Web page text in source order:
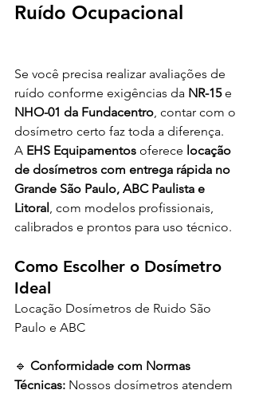
Ruído Ocupacional
Se você precisa realizar avaliações de
ruído conforme exigências da NR-15 e
NHO-01 da Fundacentro, contar com o
dosímetro certo faz toda a diferença.
A EHS Equipamentos oferece locação
de dosímetros com entrega rápida no
Grande São Paulo, ABC Paulista e
Litoral, com modelos profissionais,
calibrados e prontos para uso técnico.
Como Escolher o Dosímetro
Ideal
Locação Dosímetros de Ruido São
Paulo e ABC
🔹 Conformidade com Normas
Técnicas: Nossos dosímetros atendem